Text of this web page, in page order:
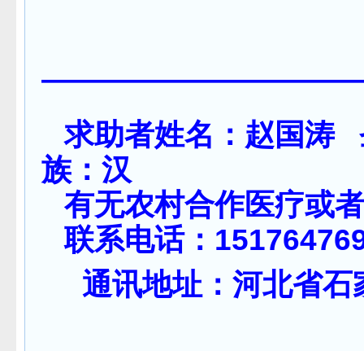
求助者姓名：赵国涛
族：汉
有无农村合作医疗或
联系电话：
通讯地址：河北省石